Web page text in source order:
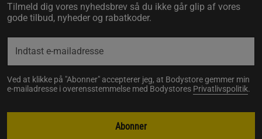
Tilmeld dig vores nyhedsbrev så du ikke går glip af vores
gode tilbud, nyheder og rabatkoder.
Ved at klikke på "Abonner" accepterer jeg, at Bodystore gemmer min
e-mailadresse i overensstemmelse med Bodystores Privatlivspolitik.
Abonner